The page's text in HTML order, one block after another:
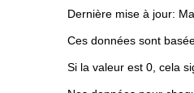
Dernière mise à jour:
Ces données sont
Si la valeur est 0, cela